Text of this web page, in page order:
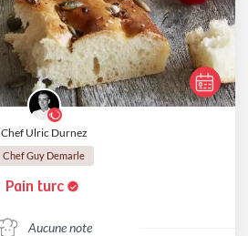
Chef Ulric Durnez
Chef Guy Demarle
Pain turc
Aucune note